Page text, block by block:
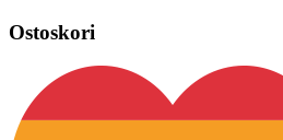
Ostoskori